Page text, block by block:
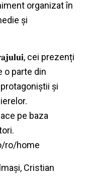
organizat în
și
cei prezenți
o parte din
protagoniștii și
pe baza
ro/home
Cristian